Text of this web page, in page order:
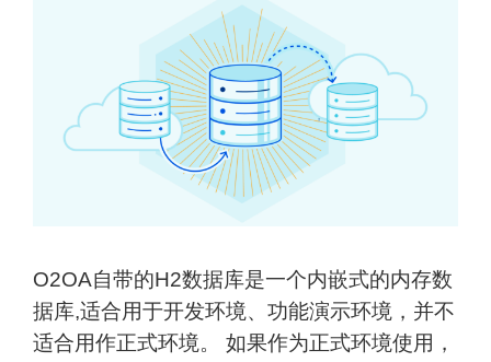
O2OA自带的H2数据库是一个内嵌式的内存数
据库,适合用于开发环境、功能演示环境，并不
适合用作正式环境。 如果作为正式环境使用，